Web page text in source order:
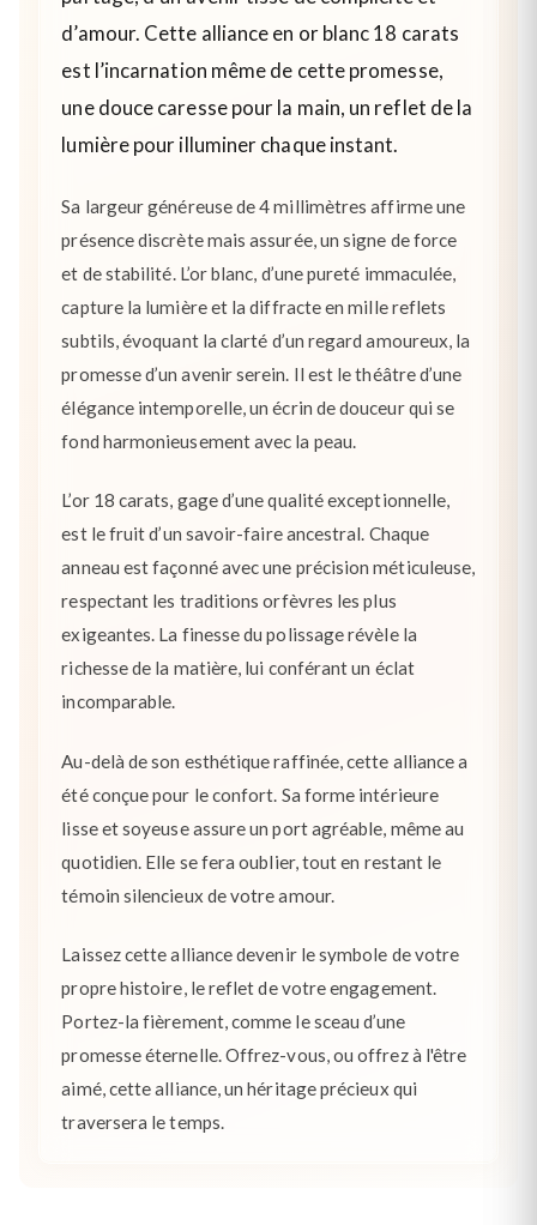
d’amour. Cette alliance en or blanc 18 carats
est l’incarnation même de cette promesse,
une douce caresse pour la main, un reflet de la
lumière pour illuminer chaque instant.
Sa largeur généreuse de 4 millimètres affirme une
présence discrète mais assurée, un signe de force
et de stabilité. L’or blanc, d’une pureté immaculée,
capture la lumière et la diffracte en mille reflets
subtils, évoquant la clarté d’un regard amoureux, la
promesse d’un avenir serein. Il est le théâtre d’une
élégance intemporelle, un écrin de douceur qui se
fond harmonieusement avec la peau.
L’or 18 carats, gage d’une qualité exceptionnelle,
est le fruit d’un savoir-faire ancestral. Chaque
anneau est façonné avec une précision méticuleuse,
respectant les traditions orfèvres les plus
exigeantes. La finesse du polissage révèle la
richesse de la matière, lui conférant un éclat
incomparable.
Au-delà de son esthétique raffinée, cette alliance a
été conçue pour le confort. Sa forme intérieure
lisse et soyeuse assure un port agréable, même au
quotidien. Elle se fera oublier, tout en restant le
témoin silencieux de votre amour.
Laissez cette alliance devenir le symbole de votre
propre histoire, le reflet de votre engagement.
Portez-la fièrement, comme le sceau d’une
promesse éternelle. Offrez-vous, ou offrez à l'être
aimé, cette alliance, un héritage précieux qui
traversera le temps.